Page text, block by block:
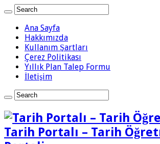
Ana Sayfa
Hakkımızda
Kullanım Şartları
Çerez Politikası
Yıllık Plan Talep Formu
İletişim
Tarih Portalı – Tarih